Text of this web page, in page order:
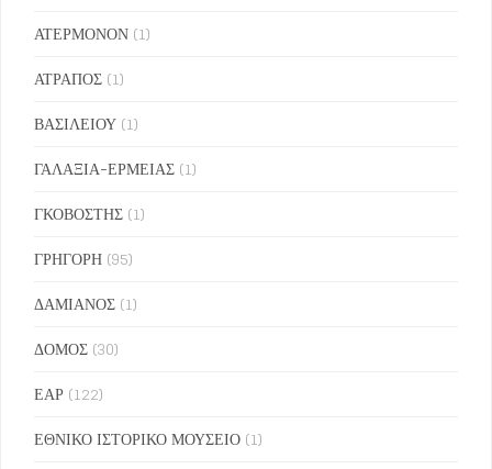
ΑΤΕΡΜΟΝΟΝ (1)
ΑΤΡΑΠΟΣ (1)
ΒΑΣΙΛΕΙΟΥ (1)
ΓΑΛΑΞΙΑ-ΕΡΜΕΙΑΣ (1)
ΓΚΟΒΟΣΤΗΣ (1)
ΓΡΗΓΟΡΗ (95)
ΔΑΜΙΑΝΟΣ (1)
ΔΟΜΟΣ (30)
ΕΑΡ (122)
ΕΘΝΙΚΟ ΙΣΤΟΡΙΚΟ ΜΟΥΣΕΙΟ (1)